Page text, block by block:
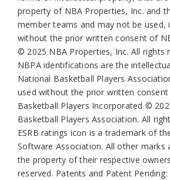
property of NBA Properties, Inc. and
member teams and may not be used,
without the prior written consent of
© 2025 NBA Properties, Inc. All rights
NBPA identifications are the
National Basketball Players
used without the prior written
Basketball Players Incorporated ©
Basketball Players Association. All
ESRB ratings icon is a trademark of
Software Association. All other marks
the property of their respective
reserved. Patents and Patent Pending: